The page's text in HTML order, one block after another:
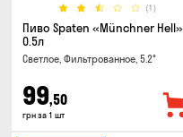
(1)
Пиво Spaten «Münchner Hell»
0.5л
Светлое, Фильтрованное, 5.2°
99,50
грн за 1 шт